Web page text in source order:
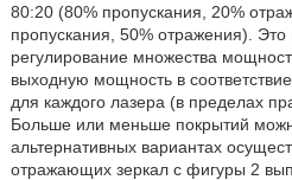
80:20 (80% пропускания, 20%
пропускания, 50% отражения). Это
регулирование множества
выходную мощность в
для каждого лазера (в пределах
Больше или меньше покрытий
альтернативных вариантах
отражающих зеркал с фигуры 2